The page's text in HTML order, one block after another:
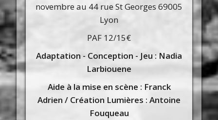
novembre au 44 rue St Georges 69005
Lyon
PAF 12/15€
Adaptation - Conception - Jeu : Nadia
Larbiouene
Aide à la mise en scène : Franck
Adrien / Création Lumières : Antoine
Fouqueau